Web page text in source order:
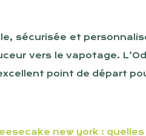
sécurisée et
vers le vapotage.
point de départ
new york :